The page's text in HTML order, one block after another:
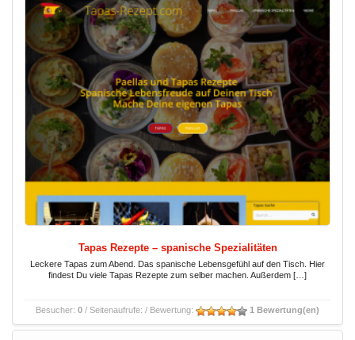
Tapas Rezepte – spanische Spezialitäten
Leckere Tapas zum Abend. Das spanische Lebensgefühl auf den Tisch. Hier
findest Du viele Tapas Rezepte zum selber machen. Außerdem […]
Besucher: 0 / Seitenaufrufe: / Bewertung: 1 Bewertung(en)